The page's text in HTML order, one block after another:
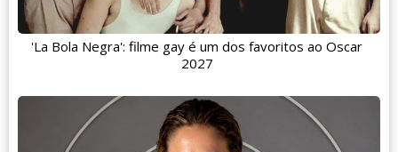
'La Bola Negra': filme gay é um dos favoritos ao Oscar
2027